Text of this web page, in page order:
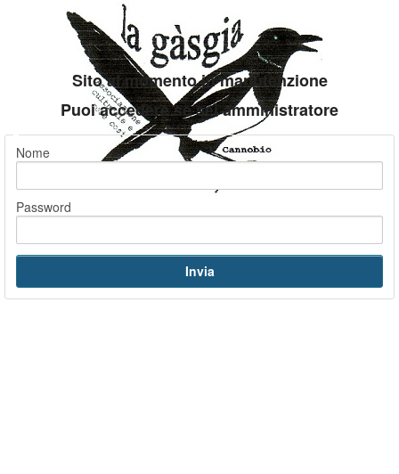
Sito al momento in manutenzione
Puoi accedere se sei amministratore
Nome
Password